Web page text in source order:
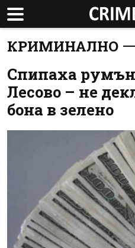
КРИМИНАЛНО
Спипаха
Лесово – не
бона в зелено